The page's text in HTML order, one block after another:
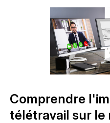
Comprendre
télétravail sur